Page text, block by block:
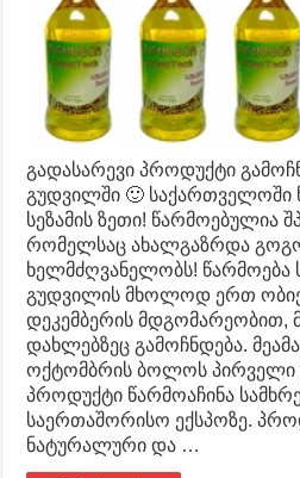
გადასარევი პროდუქტი
გუდვილში 🙂
სეზამის ზეთი! წარმოებულია
რომელსაც ახალგაზრდა
ხელმძღვანელობს! წარმოება
გუდვილის მხოლოდ ერთ
დეკემბერის მდგომარეობით,
დახლებზეც გამოჩნდება.
ოქტომბრის ბოლოს პირველი
პროდუქტი წარმოაჩინა
საერთაშორისო ექსპოზე.
ნატურალური და …